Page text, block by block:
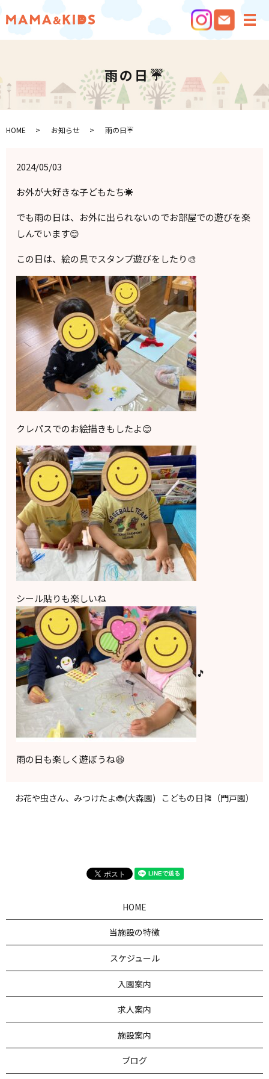
メ
雨の日☔️
HOME お知らせ 雨の日☔️
2024/05/03
お外が大好きな子どもたち☀️
でも雨の日は、お外に出られないのでお部屋での遊びを楽
しんでいます😊
この日は、絵の具でスタンプ遊びをしたり🎨
クレパスでのお絵描きもしたよ😊
シール貼りも楽しいね
🎵
雨の日も楽しく遊ぼうね😆
お花や虫さん、みつけたよ🐞(大森園) こどもの日🎏（門戸園）
HOME
当施設の特徴
スケジュール
入園案内
求人案内
施設案内
ブログ